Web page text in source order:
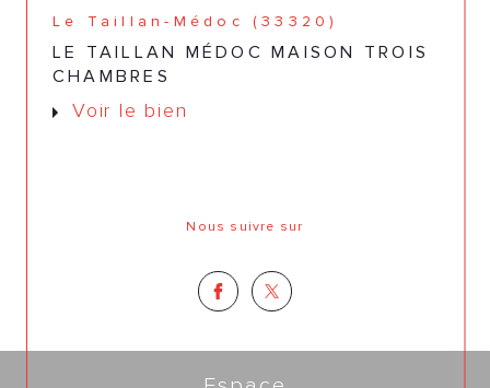
Le Taillan-Médoc (33320)
LE TAILLAN MÉDOC MAISON TROIS
CHAMBRES
Voir le bien
Nous suivre sur